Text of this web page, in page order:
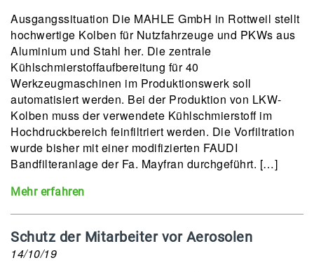
Ausgangssituation Die MAHLE GmbH in Rottweil stellt
hochwertige Kolben für Nutzfahrzeuge und PKWs aus
Aluminium und Stahl her. Die zentrale
Kühlschmierstoffaufbereitung für 40
Werkzeugmaschinen im Produktionswerk soll
automatisiert werden. Bei der Produktion von LKW-
Kolben muss der verwendete Kühlschmierstoff im
Hochdruckbereich feinfiltriert werden. Die Vorfiltration
wurde bisher mit einer modifizierten FAUDI
Bandfilteranlage der Fa. Mayfran durchgeführt. […]
Mehr erfahren
Schutz der Mitarbeiter vor Aerosolen
14/10/19